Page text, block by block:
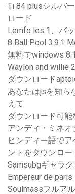
Ti 84 plusシルバ
ロード
Lemfo les 1、バ
8 Ball Pool 3.9.1
無料でwindows
Waylon and willie
ダウンロード
あなたはjsを知ら
えて
ダウンロード可
アンディ・ミネ
ヒンディー語で
ントをダウンロー
Samsubgギャラ
Empereur de
Soulmassフルア